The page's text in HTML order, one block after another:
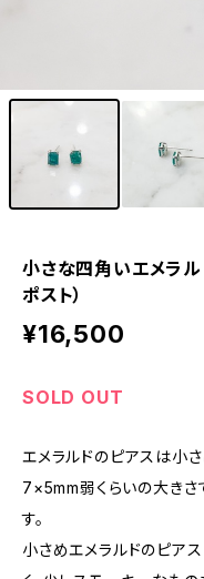
小さな四角いエメラ
ポスト）
¥16,500
SOLD OUT
エメラルドのピアスは小さ
7×5mm弱くらいの大きさ
す。
小さめエメラルドのピア